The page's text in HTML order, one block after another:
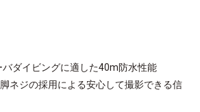
バダイビングに適した40m防水性能
ネジの採用による安心して撮影できる信